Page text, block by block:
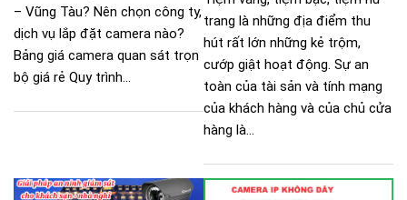
– Vũng Tàu? Nên chọn công ty,
dịch vụ lắp đặt camera nào?
Bảng giá camera quan sát trọn
bộ giá rẻ Quy trình...
trang là những địa điểm thu
hút rất lớn những kẻ trộm,
cướp giật hoạt động. Sự an
toàn của tài sản và tính mạng
của khách hàng và của chủ cửa
hàng là...